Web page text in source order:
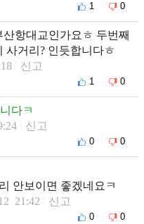
1 0
항대교인가요ㅎ 두번째
사거리? 인듯합니다ㅎ
신고
1 0
다ㅋ
신고
0 0
안보이면 좋겠네요ㅋ
21:42 신고
0 0